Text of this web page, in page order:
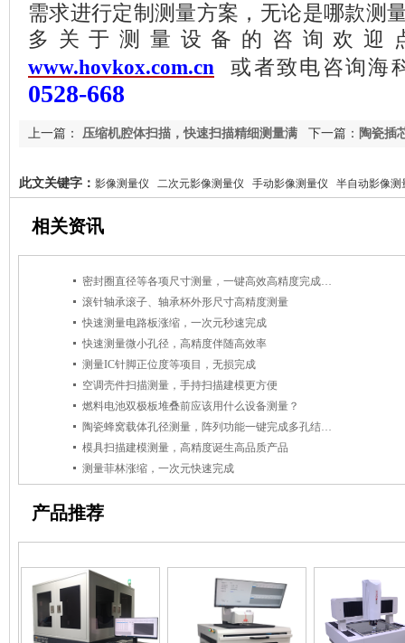
需求进行定制测量方案，无论是哪款测
多关于测量设备的咨询欢迎
www.hovkox.com.cn
或者致电咨询海
0528-668
下一篇： 陶瓷插
上一篇：
压缩机腔体扫描，快速扫描精细测量满
此文关键字： 影像测量仪 二次元影像测量仪 手动影像测量仪 半自动影像测
相关资讯
密封圈直径等各项尺寸测量，一键高效高精度完成测量
滚针轴承滚子、轴承杯外形尺寸高精度测量
快速测量电路板涨缩，一次元秒速完成
快速测量微小孔径，高精度伴随高效率
测量IC针脚正位度等项目，无损完成
空调壳件扫描测量，手持扫描建模更方便
燃料电池双极板堆叠前应该用什么设备测量？
陶瓷蜂窝载体孔径测量，阵列功能一键完成多孔结构测量
模具扫描建模测量，高精度诞生高品质产品
测量菲林涨缩，一次元快速完成
产品推荐